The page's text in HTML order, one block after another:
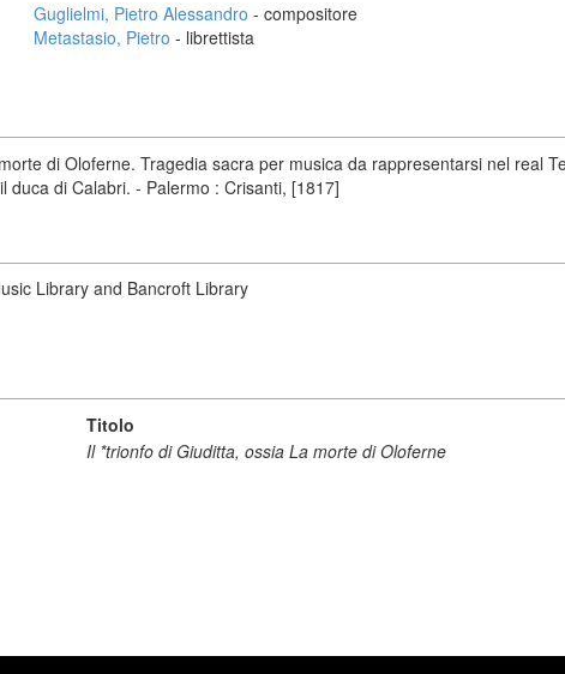
Guglielmi, Pietro Alessandro - compositore
Metastasio, Pietro - librettista
di Oloferne. Tragedia sacra per musica da rappresentarsi nel real
duca di Calabri. - Palermo : Crisanti, [1817]
Library and Bancroft Library
Titolo
Il *trionfo di Giuditta, ossia La morte di Oloferne